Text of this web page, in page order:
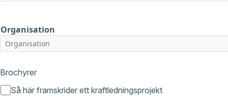
Organisation
Brochyrer
Så här framskrider ett kraftledningsprojekt